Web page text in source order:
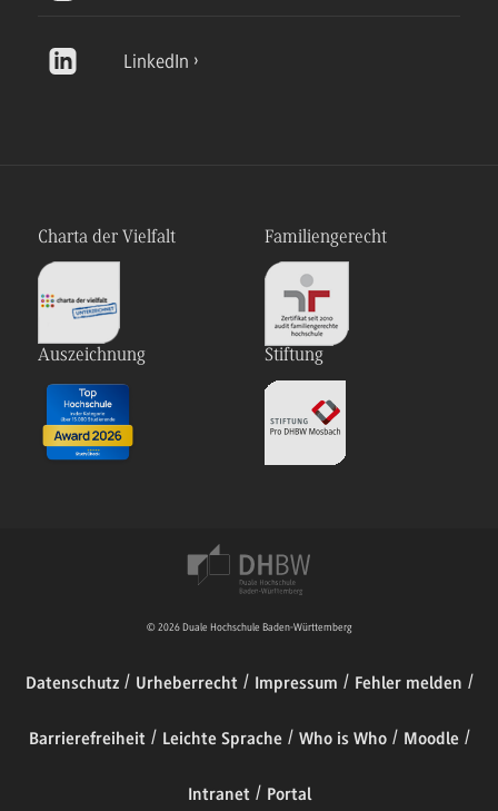
LinkedIn
Charta der Vielfalt Familiengerecht
Auszeichnung Stiftung
© 2026 Duale Hochschule Baden-Württemberg
Datenschutz Urheberrecht Impressum Fehler melden
Barrierefreiheit Leichte Sprache Who is Who Moodle
Intranet Portal